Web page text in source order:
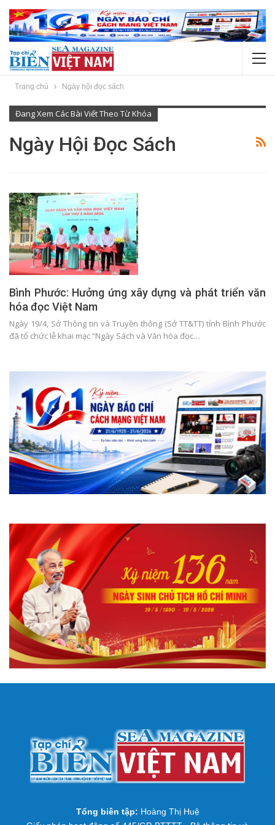
Trang chủ Ngày hội đọc sách
Đang Xem Các Bài Viết Theo Từ Khóa
Ngày Hội Đọc Sách
Bình Phước: Hưởng ứng xây dựng và phát triển văn
hóa đọc Việt Nam
Ngày 19/4, Sở Thông tin và Truyền thông (Sở TT&TT) tỉnh Bình Phước
đã tổ chức lễ khai mạc “Ngày Sách và Văn hóa đọc…
Tổng biên tập: Hoàng Thị Huệ